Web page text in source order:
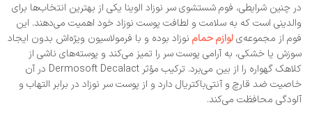
در چنین شرایطی، فوم شستشوی سر نوزاد الوینا یکی از بهترین انتخاب‌ها برای
والدینی است که به سلامت و لطافت پوست نوزاد خود اهمیت می‌دهند. این
فوم از مجموعه‌یلوازم حمام نوزاد بوده و با فرمولاسیون ویژه‌اش بدون ایجاد
سوزش یا خشکی، به آرامی پوست سر را تمیز می‌کند و پوسته‌های ناشی از
کلاهک گهواره را از بین می‌برد. ترکیب مؤثر Dermosoft Decalact در آن
خاصیت ضد قارچ و آنتی‌باکتریال دارد و از پوست سر نوزاد در برابر التهاب و
آلودگی محافظت می‌کند.